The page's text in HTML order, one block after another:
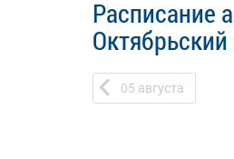
Расписание
05 августа